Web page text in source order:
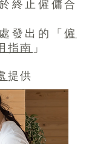
終止僱傭合
發出的「僱
指南 」
​提供